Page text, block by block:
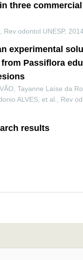
three
Rev odontol UNESP,
experimental
Passiflora
Tayanne Laíse da
ALVES, et al.
Rev
results